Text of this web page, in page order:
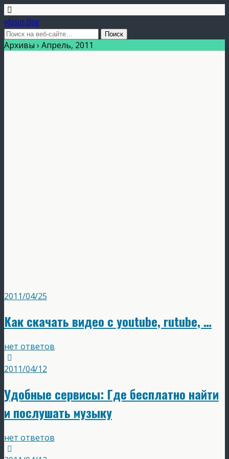
vdasus blog
Архивы › Апрель, 2011
2011/04/25
Как скачать видео с youtube, rutube, …
нет ответов
2011/04/12
Удобные сервисы: Где бесплатно найти
и послушать музыку
нет ответов